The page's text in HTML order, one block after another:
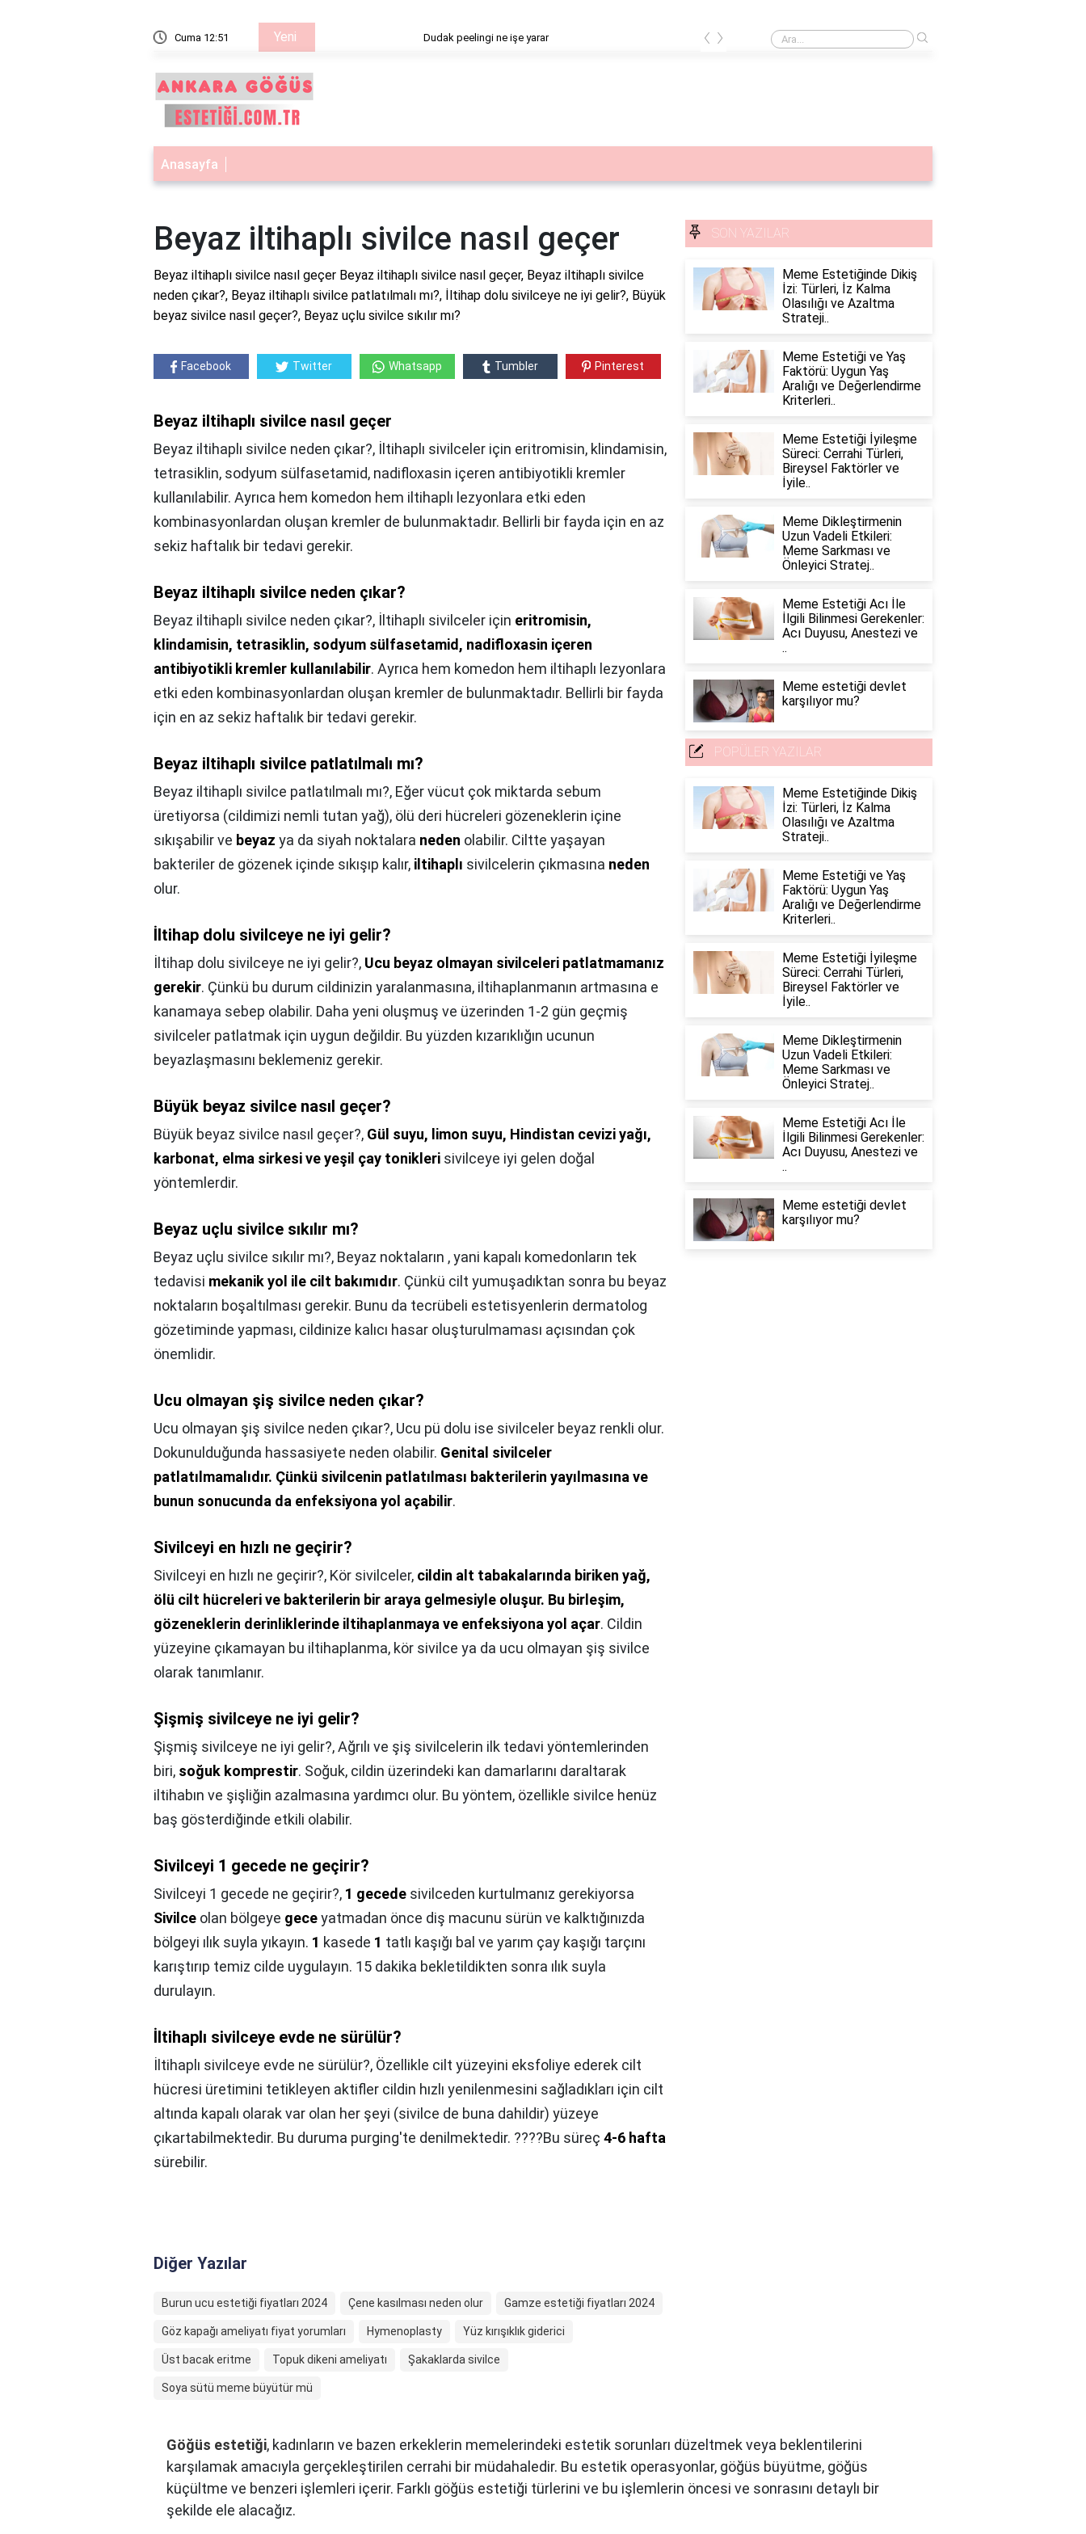
Cuma 12:51 Yeni Dudak peelingi ne işe yarar Bbl işlemi fiyatları
‹ ›
Anasayfa
Beyaz iltihaplı sivilce nasıl geçer
Beyaz iltihaplı sivilce nasıl geçer Beyaz iltihaplı sivilce nasıl geçer, Beyaz iltihaplı sivilce
neden çıkar?, Beyaz iltihaplı sivilce patlatılmalı mı?, İltihap dolu sivilceye ne iyi gelir?, Büyük
beyaz sivilce nasıl geçer?, Beyaz uçlu sivilce sıkılır mı?
Facebook Twitter Whatsapp Tumbler Pinterest
Beyaz iltihaplı sivilce nasıl geçer
Beyaz iltihaplı sivilce neden çıkar?, İltihaplı sivilceler için eritromisin, klindamisin,
tetrasiklin, sodyum sülfasetamid, nadifloxasin içeren antibiyotikli kremler
kullanılabilir. Ayrıca hem komedon hem iltihaplı lezyonlara etki eden
kombinasyonlardan oluşan kremler de bulunmaktadır. Bellirli bir fayda için en az
sekiz haftalık bir tedavi gerekir.
Beyaz iltihaplı sivilce neden çıkar?
Beyaz iltihaplı sivilce neden çıkar?, İltihaplı sivilceler için eritromisin,
klindamisin, tetrasiklin, sodyum sülfasetamid, nadifloxasin içeren
antibiyotikli kremler kullanılabilir. Ayrıca hem komedon hem iltihaplı lezyonlara
etki eden kombinasyonlardan oluşan kremler de bulunmaktadır. Bellirli bir fayda
için en az sekiz haftalık bir tedavi gerekir.
Beyaz iltihaplı sivilce patlatılmalı mı?
Beyaz iltihaplı sivilce patlatılmalı mı?, Eğer vücut çok miktarda sebum
üretiyorsa (cildimizi nemli tutan yağ), ölü deri hücreleri gözeneklerin içine
sıkışabilir ve beyaz ya da siyah noktalara neden olabilir. Ciltte yaşayan
bakteriler de gözenek içinde sıkışıp kalır, iltihaplı sivilcelerin çıkmasına neden
olur.
İltihap dolu sivilceye ne iyi gelir?
İltihap dolu sivilceye ne iyi gelir?, Ucu beyaz olmayan sivilceleri patlatmamanız
gerekir. Çünkü bu durum cildinizin yaralanmasına, iltihaplanmanın artmasına e
kanamaya sebep olabilir. Daha yeni oluşmuş ve üzerinden 1-2 gün geçmiş
sivilceler patlatmak için uygun değildir. Bu yüzden kızarıklığın ucunun
beyazlaşmasını beklemeniz gerekir.
Büyük beyaz sivilce nasıl geçer?
Büyük beyaz sivilce nasıl geçer?, Gül suyu, limon suyu, Hindistan cevizi yağı,
karbonat, elma sirkesi ve yeşil çay tonikleri sivilceye iyi gelen doğal
yöntemlerdir.
Beyaz uçlu sivilce sıkılır mı?
Beyaz uçlu sivilce sıkılır mı?, Beyaz noktaların , yani kapalı komedonların tek
tedavisi mekanik yol ile cilt bakımıdır. Çünkü cilt yumuşadıktan sonra bu beyaz
noktaların boşaltılması gerekir. Bunu da tecrübeli estetisyenlerin dermatolog
gözetiminde yapması, cildinize kalıcı hasar oluşturulmaması açısından çok
önemlidir.
Ucu olmayan şiş sivilce neden çıkar?
Ucu olmayan şiş sivilce neden çıkar?, Ucu pü dolu ise sivilceler beyaz renkli olur.
Dokunulduğunda hassasiyete neden olabilir. Genital sivilceler
patlatılmamalıdır. Çünkü sivilcenin patlatılması bakterilerin yayılmasına ve
bunun sonucunda da enfeksiyona yol açabilir.
Sivilceyi en hızlı ne geçirir?
Sivilceyi en hızlı ne geçirir?, Kör sivilceler, cildin alt tabakalarında biriken yağ,
ölü cilt hücreleri ve bakterilerin bir araya gelmesiyle oluşur. Bu birleşim,
gözeneklerin derinliklerinde iltihaplanmaya ve enfeksiyona yol açar. Cildin
yüzeyine çıkamayan bu iltihaplanma, kör sivilce ya da ucu olmayan şiş sivilce
olarak tanımlanır.
Şişmiş sivilceye ne iyi gelir?
Şişmiş sivilceye ne iyi gelir?,Ağrılı ve şiş sivilcelerin ilk tedavi yöntemlerinden
biri, soğuk komprestir. Soğuk, cildin üzerindeki kan damarlarını daraltarak
iltihabın ve şişliğin azalmasına yardımcı olur. Bu yöntem, özellikle sivilce henüz
baş gösterdiğinde etkili olabilir.
Sivilceyi 1 gecede ne geçirir?
Sivilceyi 1 gecede ne geçirir?, 1 gecede sivilceden kurtulmanız gerekiyorsa
Sivilce olan bölgeye geceyatmadan önce diş macunu sürün ve kalktığınızda
bölgeyi ılık suyla yıkayın. 1 kasede 1 tatlı kaşığı bal ve yarım çay kaşığı tarçını
karıştırıp temiz cilde uygulayın. 15 dakika bekletildikten sonra ılık suyla
durulayın.
İltihaplı sivilceye evde ne sürülür?
İltihaplı sivilceye evde ne sürülür?, Özellikle cilt yüzeyini eksfoliye ederek cilt
hücresi üretimini tetikleyen aktifler cildin hızlı yenilenmesini sağladıkları için cilt
altında kapalı olarak var olan her şeyi (sivilce de buna dahildir) yüzeye
çıkartabilmektedir. Bu duruma purging'te denilmektedir. ????Bu süreç 4-6 hafta
sürebilir.
Diğer Yazılar
Burun ucu estetiği fiyatları 2024 Çene kasılması neden olur Gamze estetiği fiyatları 2024
Göz kapağı ameliyatı fiyat yorumları Hymenoplasty Yüz kırışıklık giderici
Üst bacak eritme Topuk dikeni ameliyatı Şakaklarda sivilce
Soya sütü meme büyütür mü
SON YAZILAR
Meme Estetiğinde Dikiş
İzi: Türleri, İz Kalma
Olasılığı ve Azaltma
Strateji..
Meme Estetiği ve Yaş
Faktörü: Uygun Yaş
Aralığı ve Değerlendirme
Kriterleri..
Meme Estetiği İyileşme
Süreci: Cerrahi Türleri,
Bireysel Faktörler ve
İyile..
Meme Dikleştirmenin
Uzun Vadeli Etkileri:
Meme Sarkması ve
Önleyici Stratej..
Meme Estetiği Acı İle
İlgili Bilinmesi Gerekenler:
Acı Duyusu, Anestezi ve
..
Meme estetiği devlet
karşılıyor mu?
POPÜLER YAZILAR
Meme Estetiğinde Dikiş
İzi: Türleri, İz Kalma
Olasılığı ve Azaltma
Strateji..
Meme Estetiği ve Yaş
Faktörü: Uygun Yaş
Aralığı ve Değerlendirme
Kriterleri..
Meme Estetiği İyileşme
Süreci: Cerrahi Türleri,
Bireysel Faktörler ve
İyile..
Meme Dikleştirmenin
Uzun Vadeli Etkileri:
Meme Sarkması ve
Önleyici Stratej..
Meme Estetiği Acı İle
İlgili Bilinmesi Gerekenler:
Acı Duyusu, Anestezi ve
..
Meme estetiği devlet
karşılıyor mu?
Göğüs estetiği, kadınların ve bazen erkeklerin memelerindeki estetik sorunları düzeltmek veya beklentilerini
karşılamak amacıyla gerçekleştirilen cerrahi bir müdahaledir. Bu estetik operasyonlar, göğüs büyütme, göğüs
küçültme ve benzeri işlemleri içerir. Farklı göğüs estetiği türlerini ve bu işlemlerin öncesi ve sonrasını detaylı bir
şekilde ele alacağız.